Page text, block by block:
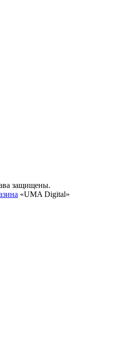
защищены.
«UMA Digital»